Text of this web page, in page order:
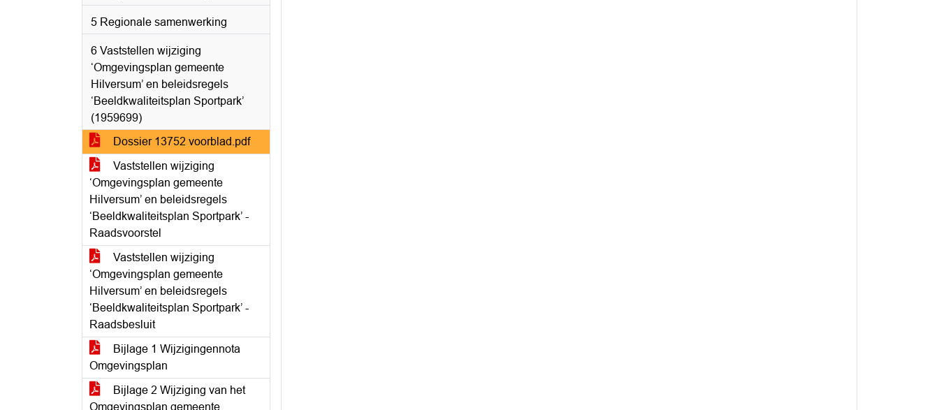
5 Regionale samenwerking
6 Vaststellen wijziging
‘Omgevingsplan gemeente
Hilversum’ en beleidsregels
‘Beeldkwaliteitsplan Sportpark’
(1959699)
Dossier 13752 voorblad.pdf
Vaststellen wijziging
‘Omgevingsplan gemeente
Hilversum’ en beleidsregels
‘Beeldkwaliteitsplan Sportpark’ -
Raadsvoorstel
Vaststellen wijziging
‘Omgevingsplan gemeente
Hilversum’ en beleidsregels
‘Beeldkwaliteitsplan Sportpark’ -
Raadsbesluit
Bijlage 1 Wijzigingennota
Omgevingsplan
Bijlage 2 Wijziging van het
Omgevingsplan gemeente